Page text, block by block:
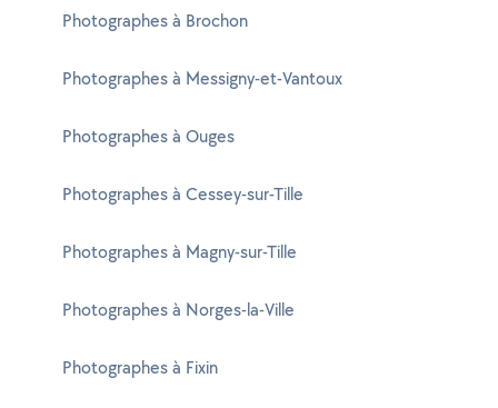
Photographes à Brochon
Photographes à Messigny-et-Vantoux
Photographes à Ouges
Photographes à Cessey-sur-Tille
Photographes à Magny-sur-Tille
Photographes à Norges-la-Ville
Photographes à Fixin